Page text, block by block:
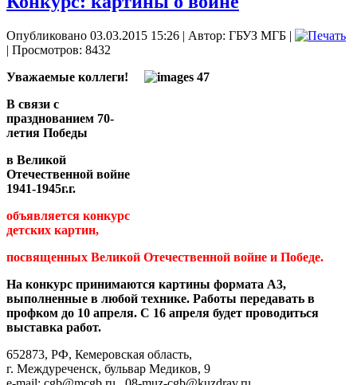
Опубликовано 03.03.2015 15:26 | Автор: ГБУЗ МГБ |
| Просмотров: 8432
Уважаемые коллеги!
В связи с
празднованием 70-
летия Победы
в Великой
Отечественной войне
1941-1945г.г.
объявляется конкурс
детских картин,
посвященных Великой Отечественной войне и Победе.
На конкурс принимаются картины формата А3,
выполненные в любой технике. Работы передавать в
профком до 10 апреля. С 16 апреля будет проводиться
выставка работ.
652873, РФ, Кемеровская область,
г. Междуреченск, бульвар Медиков, 9